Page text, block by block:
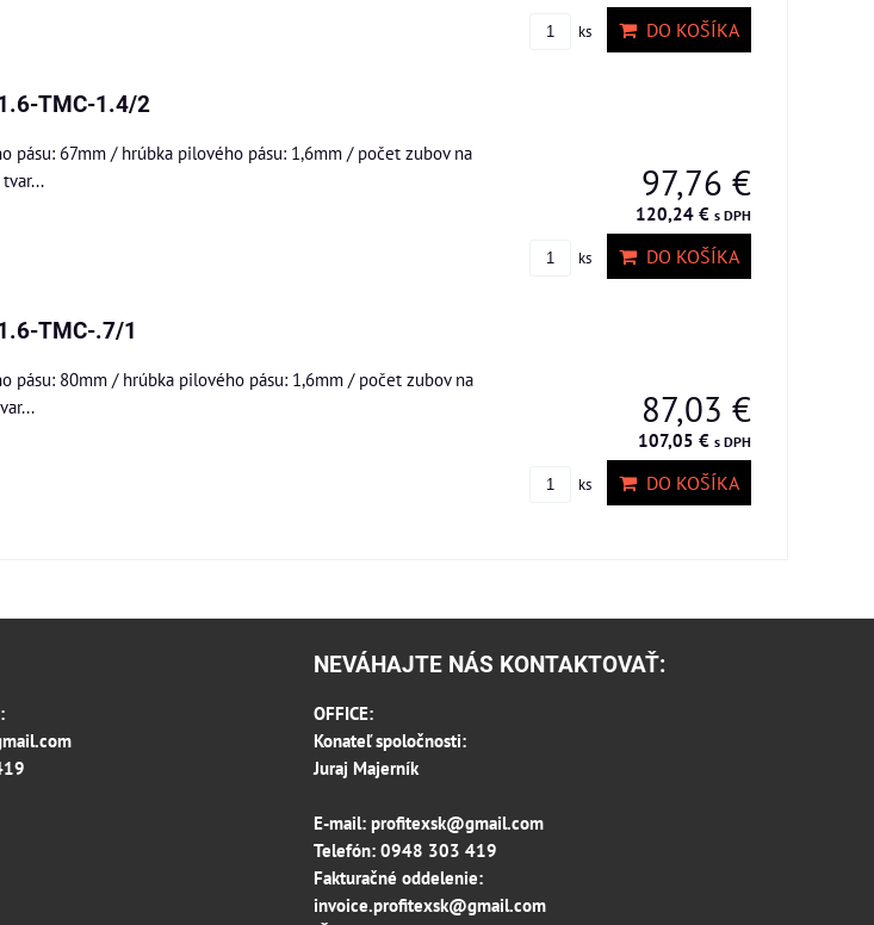
ks DO KOŠÍKA
TMC-1.4/2
pásu: 67mm / hrúbka pilového pásu: 1,6mm / počet zubov na
97,76 €
120,24 € s DPH
ks DO KOŠÍKA
TMC-.7/1
pásu: 80mm / hrúbka pilového pásu: 1,6mm / počet zubov na
87,03 €
107,05 € s DPH
ks DO KOŠÍKA
NEVÁHAJTE NÁS KONTAKTOVAŤ:
OFFICE:
Konateľ spoločnosti:
Juraj Majerník
E-mail: profitexsk@gmail.com
Telefón: 0948 303 419
Fakturačné oddelenie:
invoice.profitexsk@gmail.com